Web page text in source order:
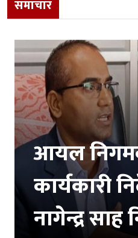
समाचार
आयल
कार्यकारी
नागेन्द्र साह